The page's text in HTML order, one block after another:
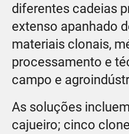
diferentes cadeias
extenso apanhado
materiais clonais,
processamento e
campo e
As soluções
cajueiro; cinco